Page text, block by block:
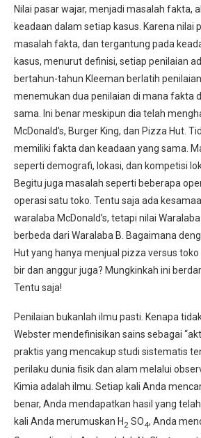
Nilai pasar wajar, menjadi masalah fakta,
keadaan dalam setiap kasus. Karena nilai
masalah fakta, dan tergantung pada
kasus, menurut definisi, setiap penilaian
bertahun-tahun Kleeman berlatih
menemukan dua penilaian di mana fakta
sama. Ini benar meskipun dia telah
McDonald’s, Burger King, dan Pizza Hut.
memiliki fakta dan keadaan yang sama.
seperti demografi, lokasi, dan kompetisi
Begitu juga masalah seperti beberapa
operasi satu toko. Tentu saja ada
waralaba McDonald’s, tetapi nilai
berbeda dari Waralaba B. Bagaimana
Hut yang hanya menjual pizza versus
bir dan anggur juga? Mungkinkah ini
Tentu saja!
Penilaian bukanlah ilmu pasti. Kenapa
Webster mendefinisikan sains sebagai
praktis yang mencakup studi sistematis
perilaku dunia fisik dan alam melalui
Kimia adalah ilmu. Setiap kali Anda
benar, Anda mendapatkan hasil yang
kali Anda merumuskan H 2 SO4, Anda